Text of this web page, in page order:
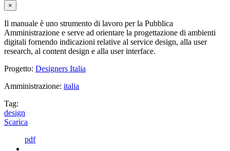
×
Il manuale è uno strumento di lavoro per la Pubblica
Amministrazione e serve ad orientare la progettazione di ambienti
digitali fornendo indicazioni relative al service design, alla user
research, al content design e alla user interface.
Progetto: Designers Italia
Amministrazione: italia
Tag:
design
Scarica
pdf